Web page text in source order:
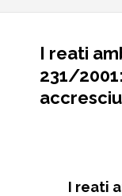
I reati
231/
I reati